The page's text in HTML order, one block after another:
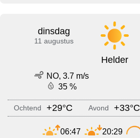
dinsdag
11 augustus
Helder
NO, 3.7 m/s
35 %
Ochtend +29°C Avond +33°C
06:47 20:29